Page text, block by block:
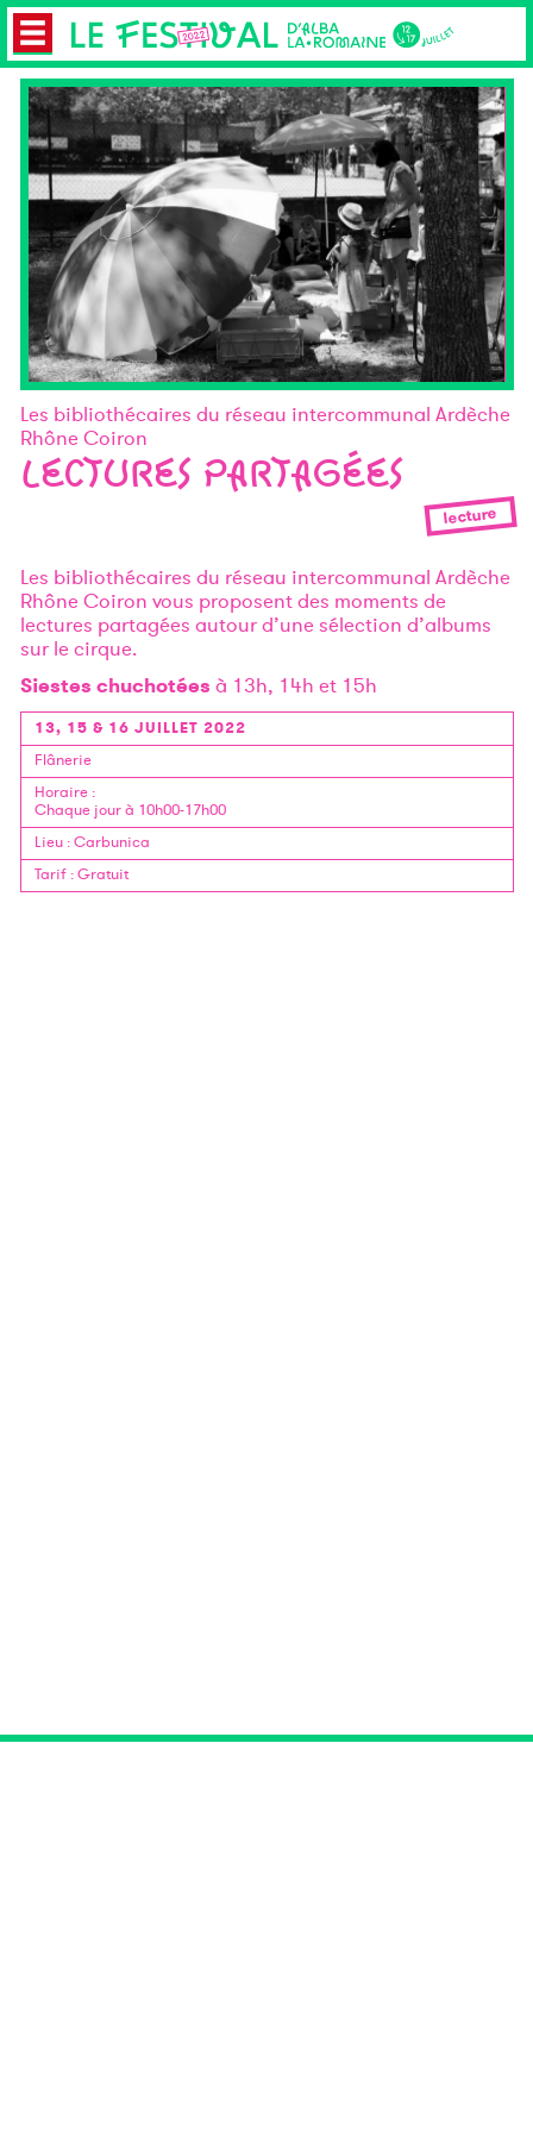
Les bibliothécaires du réseau intercommunal Ardèche
Rhône Coiron
LECTURES PARTAGÉES
lecture
Les bibliothécaires du réseau intercommunal Ardèche
Rhône Coiron vous proposent des moments de
lectures partagées autour d’une sélection d’albums
sur le cirque.
Siestes chuchotées à 13h, 14h et 15h
13, 15 & 16 JUILLET 2022
Flânerie
Horaire:
Chaque jour à 10h00-17h00
Lieu:Carbunica
Tarif:Gratuit